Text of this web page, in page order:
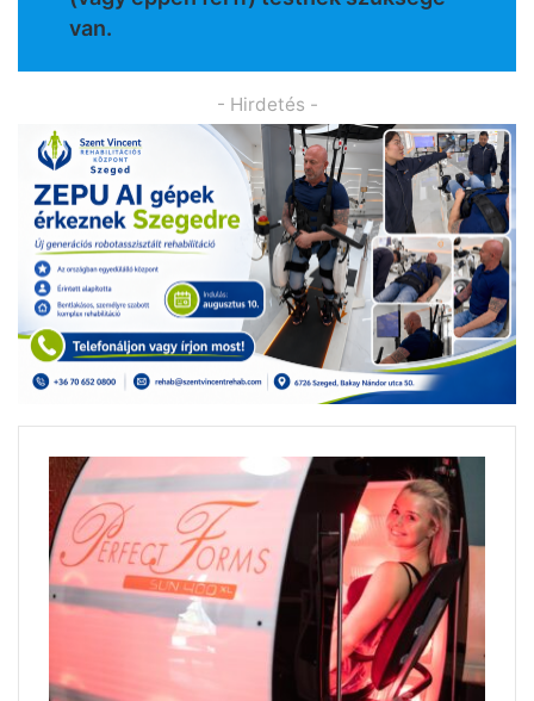
van.
- Hirdetés -